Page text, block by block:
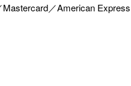
／American Express